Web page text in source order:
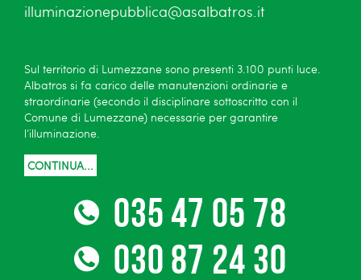
illuminazionepubblica@asalbatros.it
Sul territorio di Lumezzane sono presenti 3.100 punti luce.
Albatros si fa carico delle manutenzioni ordinarie e
straordinarie (secondo il disciplinare sottoscritto con il
Comune di Lumezzane) necessarie per garantire
l’illuminazione.
CONTINUA...